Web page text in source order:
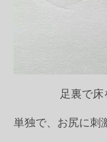
足裏で
単独で、お尻に刺